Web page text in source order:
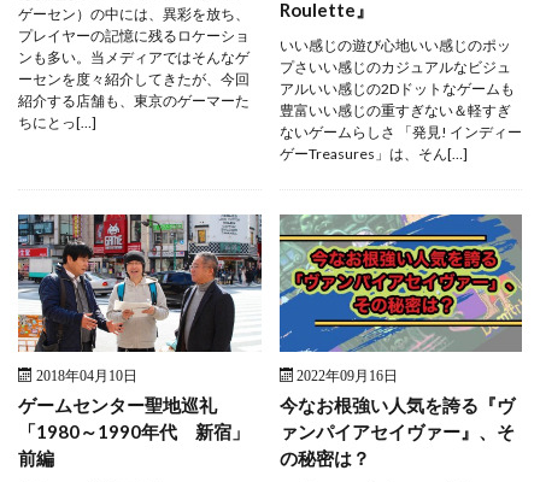
ゲーセン）の中には、異彩を放ち、
プレイヤーの記憶に残るロケーショ
ンも多い。当メディアではそんなゲ
ーセンを度々紹介してきたが、今回
紹介する店舗も、東京のゲーマーた
ちにとっ[…]
Roulette』
いい感じの遊び心地いい感じのポッ
プさいい感じのカジュアルなビジュ
アルいい感じの2Dドットなゲームも
豊富いい感じの重すぎない＆軽すぎ
ないゲームらしさ 「発見! インディー
ゲーTreasures」は、そん[…]
2018年04月10日
ゲームセンター聖地巡礼
「1980～1990年代 新宿」
前編
2022年09月16日
今なお根強い人気を誇る『ヴ
ァンパイアセイヴァー』、そ
の秘密は？